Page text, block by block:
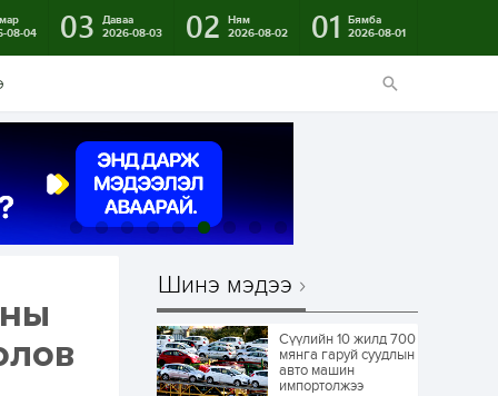
08-04
03
Даваа
2026-08-03
02
Ням
2026-08-02
01
Бямба
2026-08-01
Шинэ мэдээ
Сүүлийн 10 жилд 700
мянга гаруй суудлын
авто машин
импортолжээ